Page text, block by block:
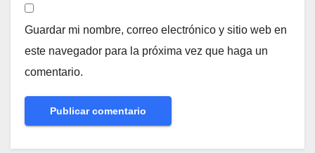
Guardar mi nombre, correo electrónico y sitio web en
este navegador para la próxima vez que haga un
comentario.